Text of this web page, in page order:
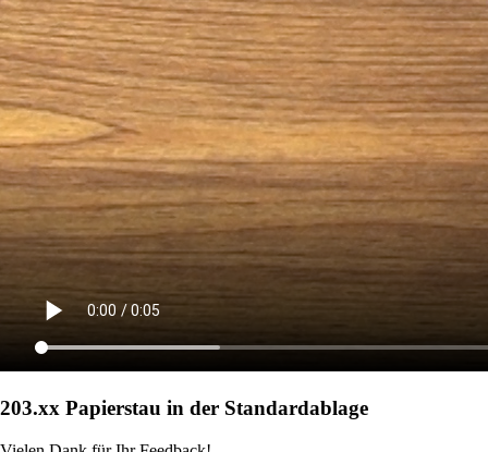
203.xx Papierstau in der Standardablage